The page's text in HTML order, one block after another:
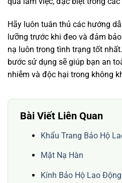
Hãy luôn tuân thủ các hướng
lưỡng trước khi đeo và đảm
nạ luôn trong tình trạng tốt
bước sử dụng sẽ giúp bạn an
nhiễm và độc hại trong không
Bài Viết Liên Quan
Khẩu Trang Bảo Hộ
Mặt Nạ Hàn
Kính Bảo Hộ Lao Động